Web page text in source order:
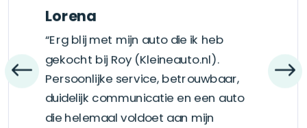
Lorena
“Erg blij met mijn auto die ik heb
gekocht bij Roy (Kleineauto.nl).
Persoonlijke service, betrouwbaar,
duidelijk communicatie en een auto
die helemaal voldoet aan mijn